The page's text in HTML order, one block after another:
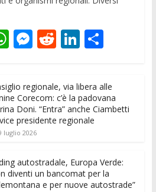
W
at
s
A
p
M
e
n
g
R
di
t
Li
k
e
dI
C
n
di
vi
regionale, via libera alle
Corecom: c’è la padovana
Doni. “Entra” anche Ciambetti
presidente regionale
luglio 2026
autostradale, Europa Verde:
diventi un bancomat per la
e per nuove autostrade”